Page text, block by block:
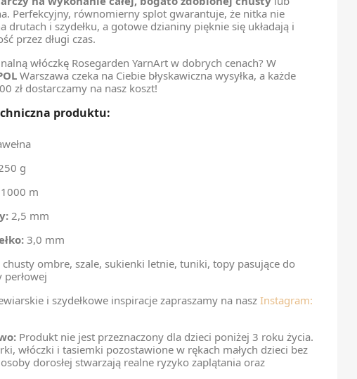
Perfekcyjny, równomierny splot gwarantuje, że nitka nie
drutach i szydełku, a gotowe dzianiny pięknie się układają i
przez długi czas.
włóczkę Rosegarden YarnArt w dobrych cenach? W
Warszawa czeka na Ciebie błyskawiczna wysyłka, a każde
zł dostarczamy na nasz koszt!
produktu:
g
m
2,5 mm
3,0 mm
chusty ombre, szale, sukienki letnie, tuniki, topy pasujące do
perłowej
i szydełkowe inspiracje zapraszamy na nasz Instagram:
Produkt nie jest przeznaczony dla dzieci poniżej 3 roku życia.
włóczki i tasiemki pozostawione w rękach małych dzieci bez
dorosłej stwarzają realne ryzyko zaplątania oraz